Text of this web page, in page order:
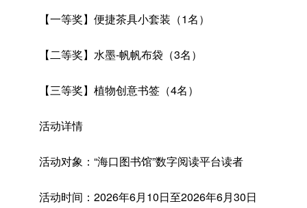
【一等奖】便捷茶具小套装（1名）
【二等奖】水墨-帆帆布袋（3名）
【三等奖】植物创意书签（4名）
活动详情
活动对象：“海口图书馆”数字阅读平台读者
活动时间：2026年6月10日至2026年6月30日